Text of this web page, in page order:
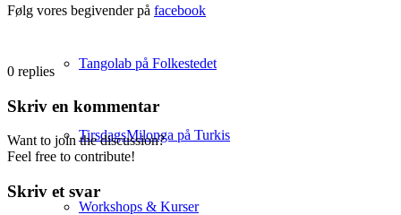
Tangolab på Folkestedet
TirsdagsMilonga på Turkis
Workshops & Kurser
Følg vores begivender på facebook
0 replies
Skriv en kommentar
Want to join the discussion?
Feel free to contribute!
Skriv et svar